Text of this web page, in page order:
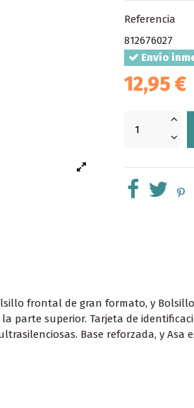
Referencia
812676027
Envío
12,95 €
frontal de gran formato, y
superior. Tarjeta de
Base reforzada, y Asa